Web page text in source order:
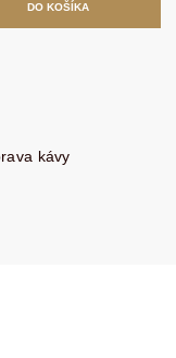
kávy